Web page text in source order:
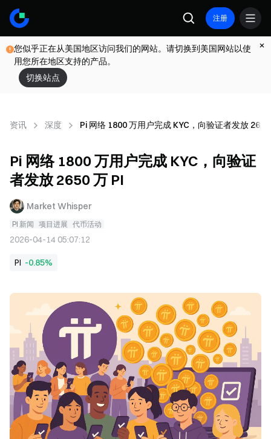
注册
您似乎正在从美国地区访问我们的网站。请切换到美国网站以使
用您所在地区支持的产品。
切换站点
资讯 深度 Pi 网络 1800 万用户完成 KYC，向验证者发放
Pi 网络 1800 万用户完成 KYC，向验证
者发放 2650 万 PI
Market Whisper
PI 新闻 项目进展 代币活动
2026-04-14 05:07:12
PI -0.85%